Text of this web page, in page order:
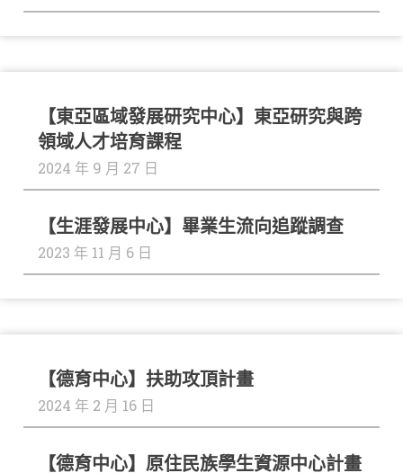
查
看
更
➔
【東亞區域發展研究中心】東亞研究與跨
領域人才培育課程
2024 年 9 月 27 日
【生涯發展中心】畢業生流向追蹤調查
2023 年 11 月 6 日
公
查
看
更
➔
【德育中心】扶助攻頂計畫
2024 年 2 月 16 日
【德育中心】原住民族學生資源中心計畫